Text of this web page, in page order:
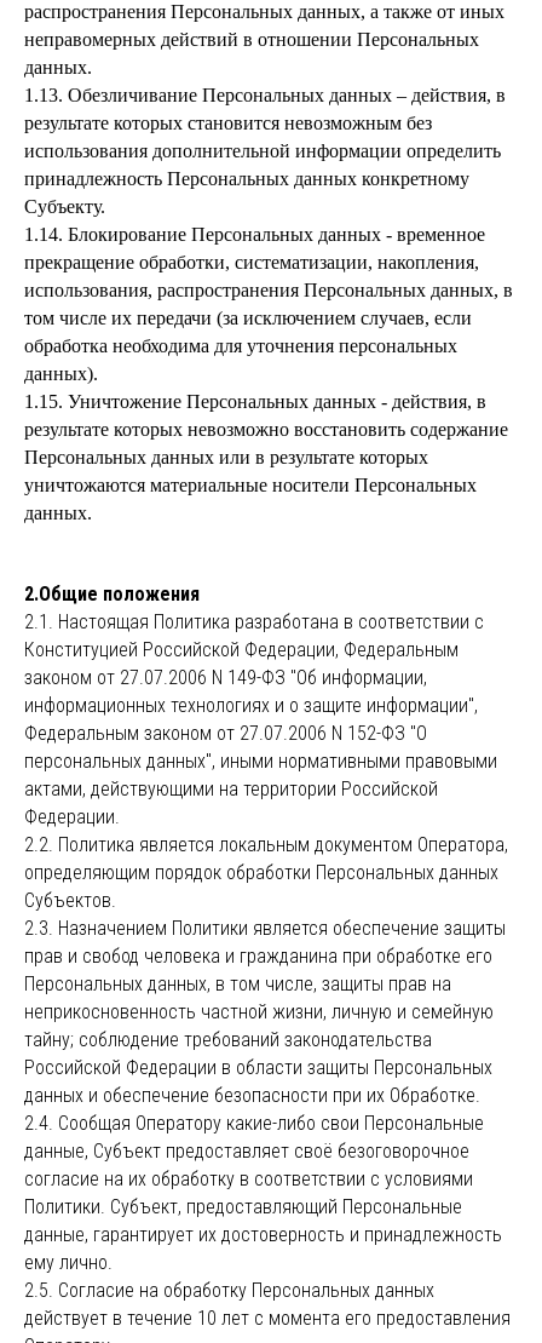
распространения Персональных данных, а также от иных
неправомерных действий в отношении Персональных
данных.
1.13. Обезличивание Персональных данных – действия, в
результате которых становится невозможным без
использования дополнительной информации определить
принадлежность Персональных данных конкретному
Субъекту.
1.14. Блокирование Персональных данных - временное
прекращение обработки, систематизации, накопления,
использования, распространения Персональных данных, в
том числе их передачи (за исключением случаев, если
обработка необходима для уточнения персональных
данных).
1.15. Уничтожение Персональных данных - действия, в
результате которых невозможно восстановить содержание
Персональных данных или в результате которых
уничтожаются материальные носители Персональных
данных.
2.Общие положения
2.1. Настоящая Политика разработана в соответствии с
Конституцией Российской Федерации, Федеральным
законом от 27.07.2006 N 149-ФЗ "Об информации,
информационных технологиях и о защите информации",
Федеральным законом от 27.07.2006 N 152-ФЗ "О
персональных данных", иными нормативными правовыми
актами, действующими на территории Российской
Федерации.
2.2. Политика является локальным документом Оператора,
определяющим порядок обработки Персональных данных
Субъектов.
2.3. Назначением Политики является обеспечение защиты
прав и свобод человека и гражданина при обработке его
Персональных данных, в том числе, защиты прав на
неприкосновенность частной жизни, личную и семейную
тайну; соблюдение требований законодательства
Российской Федерации в области защиты Персональных
данных и обеспечение безопасности при их Обработке.
2.4. Сообщая Оператору какие-либо свои Персональные
данные, Субъект предоставляет своё безоговорочное
согласие на их обработку в соответствии с условиями
Политики. Субъект, предоставляющий Персональные
данные, гарантирует их достоверность и принадлежность
ему лично.
2.5. Согласие на обработку Персональных данных
действует в течение 10 лет с момента его предоставления